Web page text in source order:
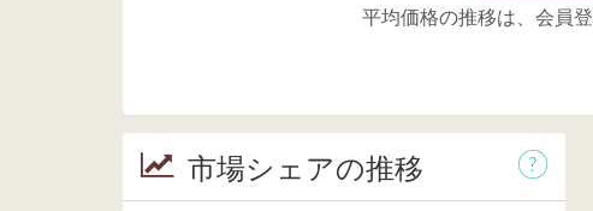
平均価格の推移は、会員
市場シェアの推移